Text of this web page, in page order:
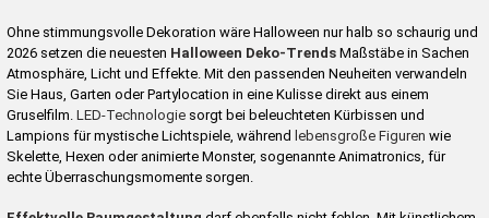
Ohne stimmungsvolle Dekoration wäre Halloween nur halb so schaurig und
2026 setzen die neuesten Halloween Deko-TrendsMaßstäbe in Sachen
Atmosphäre, Licht und Effekte. Mit den passenden Neuheiten verwandeln
Sie Haus, Garten oder Partylocation in eine Kulisse direkt aus einem
Gruselfilm. LED-Technologiesorgt bei beleuchteten Kürbissen und
Lampions für mystische Lichtspiele, während lebensgroße Figuren wie
Skelette, Hexen oder animierte Monster, sogenannte Animatronics, für
echte Überraschungsmomente sorgen.